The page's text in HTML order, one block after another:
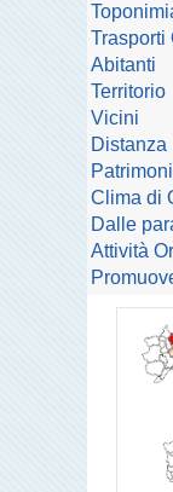
Trasporti
Abitanti
Territorio
Vicini
Distanza
Clima di
Dalle
Attività